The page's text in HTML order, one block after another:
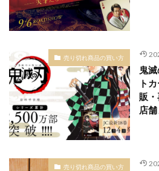
売り切れ商品の買い方
鬼
ト
販
店
売り切れ商品の買い方